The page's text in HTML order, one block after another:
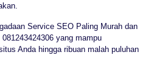
Service SEO Paling Murah dan
yang mampu
Anda hingga ribuan malah puluhan